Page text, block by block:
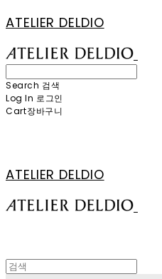
ATELIER DELDIO
Search 검색
Log In 로그인
Cart장바구니
ATELIER DELDIO